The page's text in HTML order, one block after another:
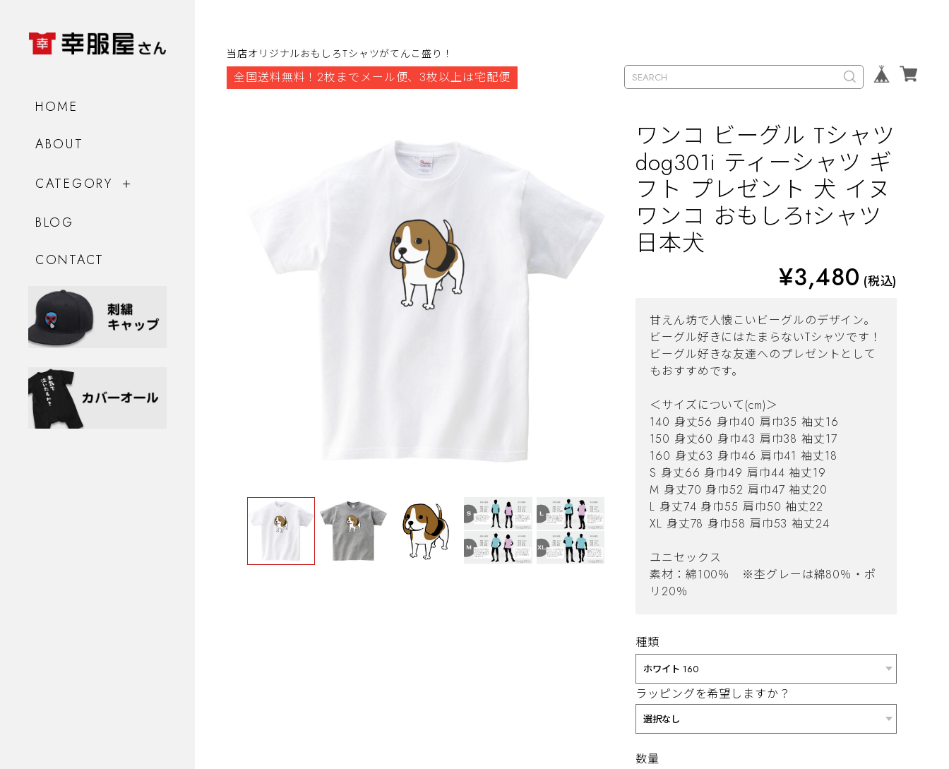
HOME
ABOUT
CATEGORY
BLOG
CONTACT
当店オリジナルおもしろTシャツがてんこ盛り！
全国送料無料！2枚までメール便、3枚以上は宅配便
ワンコ ビーグル Tシャツ
dog301i ティーシャツ ギ
フト プレゼント 犬 イヌ
ワンコ おもしろtシャツ
日本犬
¥3,480 (税込)
甘えん坊で人懐こいビーグルのデザイン。
ビーグル好きにはたまらないTシャツです！
ビーグル好きな友達へのプレゼントとして
もおすすめです。
＜サイズについて(cm)＞
140 身丈56 身巾40 肩巾35 袖丈16
150 身丈60 身巾43 肩巾38 袖丈17
160 身丈63 身巾46 肩巾41 袖丈18
S 身丈66 身巾49 肩巾44 袖丈19
M 身丈70 身巾52 肩巾47 袖丈20
L 身丈74 身巾55 肩巾50 袖丈22
XL 身丈78 身巾58 肩巾53 袖丈24
ユニセックス
素材：綿100％ ※杢グレーは綿80％・ポ
リ20％
種類
ラッピングを希望しますか？
数量